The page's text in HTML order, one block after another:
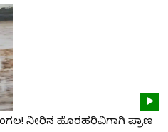
ನೀರಿನ ಹೊರಹರಿವಿಗಾಗಿ ಪ್ರಾಣ